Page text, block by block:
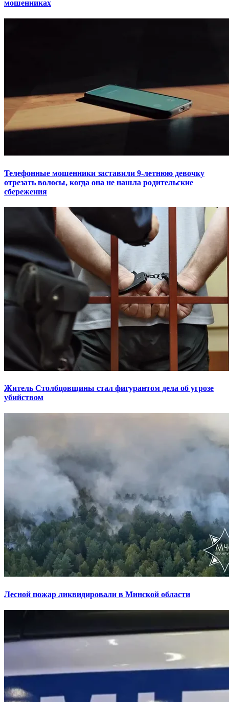
мошенниках
Телефонные мошенники заставили 9-летнюю девочку
отрезать волосы, когда она не нашла родительские
сбережения
Житель Столбцовщины стал фигурантом дела об угрозе
убийством
Лесной пожар ликвидировали в Минской области